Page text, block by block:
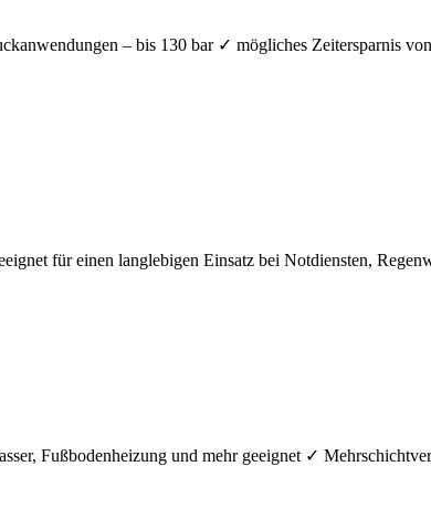
– bis 130 bar ✓ mögliches Zeitersparnis
für einen langlebigen Einsatz bei Notdiensten,
Fußbodenheizung und mehr geeignet ✓